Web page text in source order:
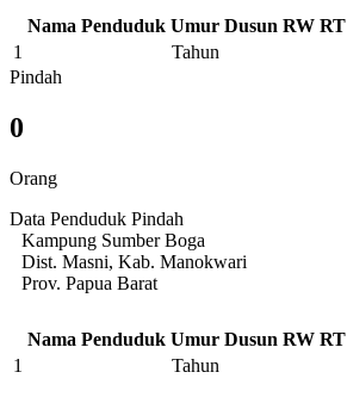
Nama Penduduk Umur Dusun RW RT
1
Tahun
Pindah
0
Orang
Data Penduduk Pindah
Kampung Sumber Boga
Dist. Masni, Kab. Manokwari
Prov. Papua Barat
Nama Penduduk Umur Dusun RW RT
1
Tahun